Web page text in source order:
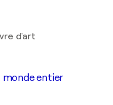
d'art
monde entier